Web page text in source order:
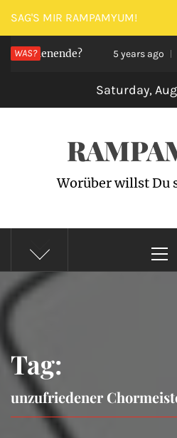
Skip
to
content
SAG'S MIR RAMPAMYUM!
WAS? 5 years ago
Saturday,
Worüber willst Du
Tag:
unzufriedener